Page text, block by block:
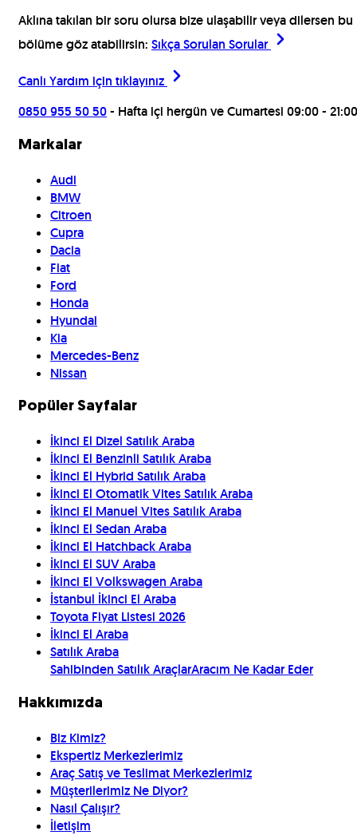
Aklına takılan bir soru olursa bize ulaşabilir veya dilersen bu
bölüme göz atabilirsin: Sıkça Sorulan Sorular
Canlı Yardım için tıklayınız
0850 955 50 50- Hafta içi hergün ve Cumartesi 09:00 - 21:00
Markalar
Audi
BMW
Citroen
Cupra
Dacia
Fiat
Ford
Honda
Hyundai
Kia
Mercedes-Benz
Nissan
Popüler Sayfalar
İkinci El Dizel Satılık Araba
İkinci El Benzinli Satılık Araba
İkinci El Hybrid Satılık Araba
İkinci El Otomatik Vites Satılık Araba
İkinci El Manuel Vites Satılık Araba
İkinci El Sedan Araba
İkinci El Hatchback Araba
İkinci El SUV Araba
İkinci El Volkswagen Araba
İstanbul İkinci El Araba
Toyota Fiyat Listesi 2026
İkinci El Araba
Satılık Araba
Sahibinden Satılık AraçlarAracım Ne Kadar Eder
Hakkımızda
Biz Kimiz?
Ekspertiz Merkezlerimiz
Araç Satış ve Teslimat Merkezlerimiz
Müşterilerimiz Ne Diyor?
Nasıl Çalışır?
İletişim